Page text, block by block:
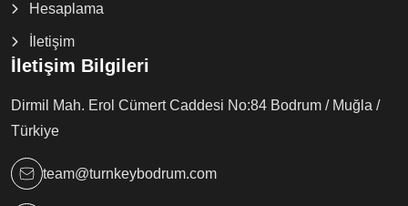
Hesaplama
İletişim
İletişim Bilgileri
Dirmil Mah. Erol Cümert Caddesi No:84 Bodrum / Muğla /
Türkiye
team@turnkeybodrum.com